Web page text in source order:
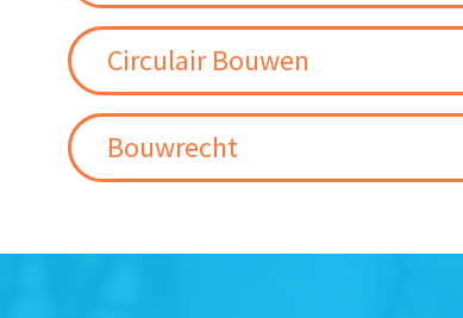
Circulair Bouwen
Bouwrecht